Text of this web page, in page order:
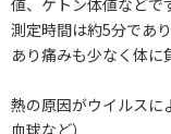
値、ケトン体値などで
測定時間は約5分であ
あり痛みも少なく体に
熱の原因がウイルスに